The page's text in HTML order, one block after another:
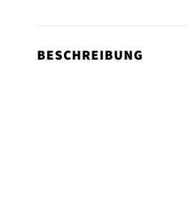
BESCHREIBUNG